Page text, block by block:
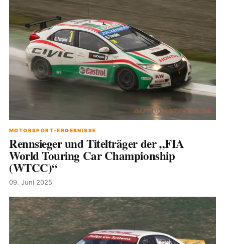
MOTORSPORT-ERGEBNISSE
Rennsieger und Titelträger der „FIA
World Touring Car Championship
(WTCC)“
09. Juni 2025